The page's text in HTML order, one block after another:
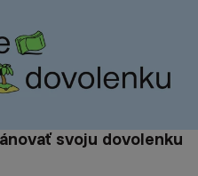
svoju dovolenku